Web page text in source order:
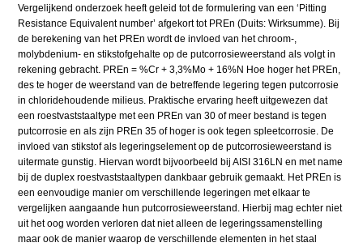
Vergelijkend onderzoek heeft geleid tot de formulering van een ‘Pitting
Resistance Equivalent number’ afgekort tot PREn (Duits: Wirksumme). Bij
de berekening van het PREn wordt de invloed van het chroom-,
molybdenium- en stikstofgehalte op de putcorrosieweerstand als volgt in
rekening gebracht. PREn = %Cr + 3,3%Mo + 16%N Hoe hoger het PREn,
des te hoger de weerstand van de betreffende legering tegen putcorrosie
in chloridehoudende milieus. Praktische ervaring heeft uitgewezen dat
een roestvaststaaltype met een PREn van 30 of meer bestand is tegen
putcorrosie en als zijn PREn 35 of hoger is ook tegen spleetcorrosie. De
invloed van stikstof als legeringselement op de putcorrosieweerstand is
uitermate gunstig. Hiervan wordt bijvoorbeeld bij AISI 316LN en met name
bij de duplex roestvaststaaltypen dankbaar gebruik gemaakt. Het PREn is
een eenvoudige manier om verschillende legeringen met elkaar te
vergelijken aangaande hun putcorrosieweerstand. Hierbij mag echter niet
uit het oog worden verloren dat niet alleen de legeringssamenstelling
maar ook de manier waarop de verschillende elementen in het staal